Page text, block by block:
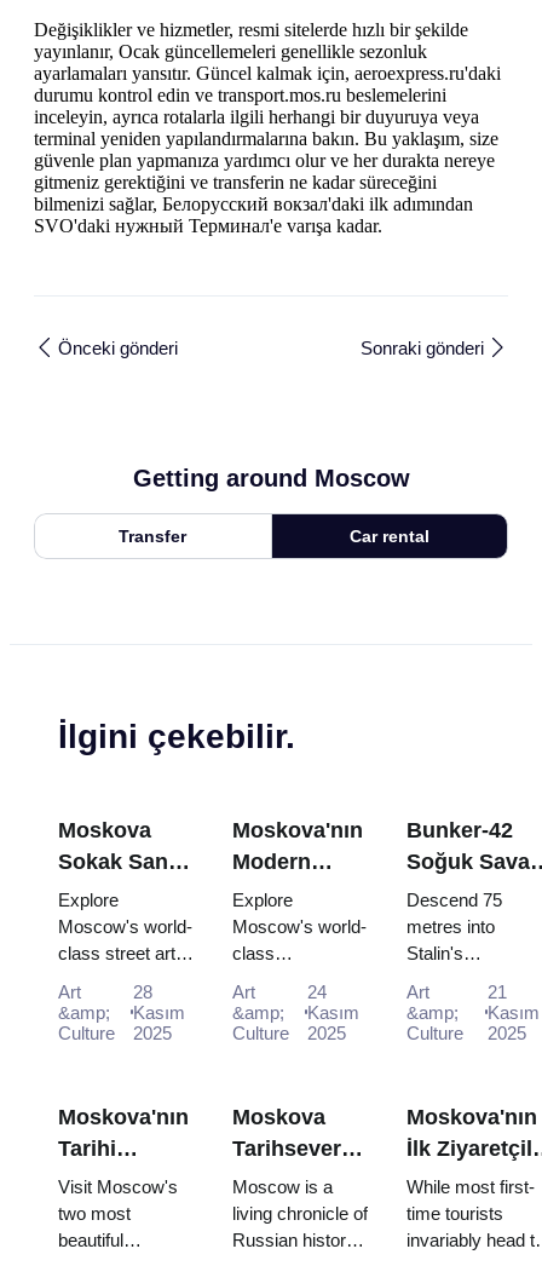
Değişiklikler ve hizmetler, resmi sitelerde hızlı bir şekilde
yayınlanır, Ocak güncellemeleri genellikle sezonluk
ayarlamaları yansıtır. Güncel kalmak için, aeroexpress.ru'daki
durumu kontrol edin ve transport.mos.ru beslemelerini
inceleyin, ayrıca rotalarla ilgili herhangi bir duyuruya veya
terminal yeniden yapılandırmalarına bakın. Bu yaklaşım, size
güvenle plan yapmanıza yardımcı olur ve her durakta nereye
gitmeniz gerektiğini ve transferin ne kadar süreceğini
bilmenizi sağlar, Белорусский вокзал'daki ilk adımından
SVO'daki нужный Терминал'e varışa kadar.
Önceki gönderi Sonraki gönderi
Getting around Moscow
Transfer Car rental
İlgini çekebilir.
Moskova
Sokak Sanatı
ve Grafiti:
Moskova
Pass ile
Şehir
Kültürü
Explore
Moscow's world-
class street art
Winzavod,
Flacon, Artplay
Mosco...
Art
&amp;
Culture
28
Kasım
2025
Moskova'nın
Modern
Sanat
Sahnesi:
Moskova
Kartıyla
Çağdaş
Explore
Moscow's world-
class
scene for free:
GES-2 House of
Winzavod all
inc...
Art
&amp;
Culture
24
Kasım
2025
Bunker-42
Soğuk Savaş
Müzesi:
Moskova
Geçerli Kart
Sahipleri için
Derin Dalış
Descend 75
metres into
Stalin's
nuclear
bunker. Free
show includ...
Art
&amp;
Culture
21
Kasım
2025
Moskova'nın
Tarihi
Manastırları:
Novodevichy
ve Donskoy
Visit Moscow's
two most
beautiful
Moskova
Tarihseverler
İçin: Pass ile
Tam Zaman
Çizelgesi
Moscow is a
living chronicle of
Russian history,
Moskova'nın
İlk
İçin
Keşfedilmesi
Bekleyen
While most first-
time tourists
invariably head